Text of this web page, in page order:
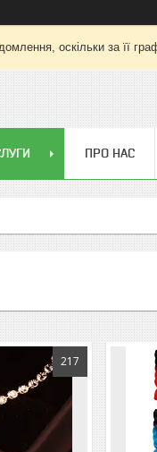
оскільки за її
ПРО НАС
217